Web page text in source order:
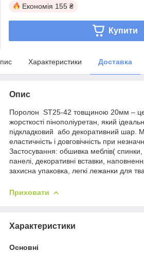
Економія 155 ₴
Купити
Характеристики Доставка
Опис
Поролон ST25-42 товщиною 20мм – це
жорсткості пінополіуретан, який
підкладковий або декоративний шар.
еластичність і довговічність при
Застосування: обшивка меблів( спинки,
панелі, декоративні вставки,
захисна упаковка, легкі лежанки для
Приховати
Характеристики
Основні